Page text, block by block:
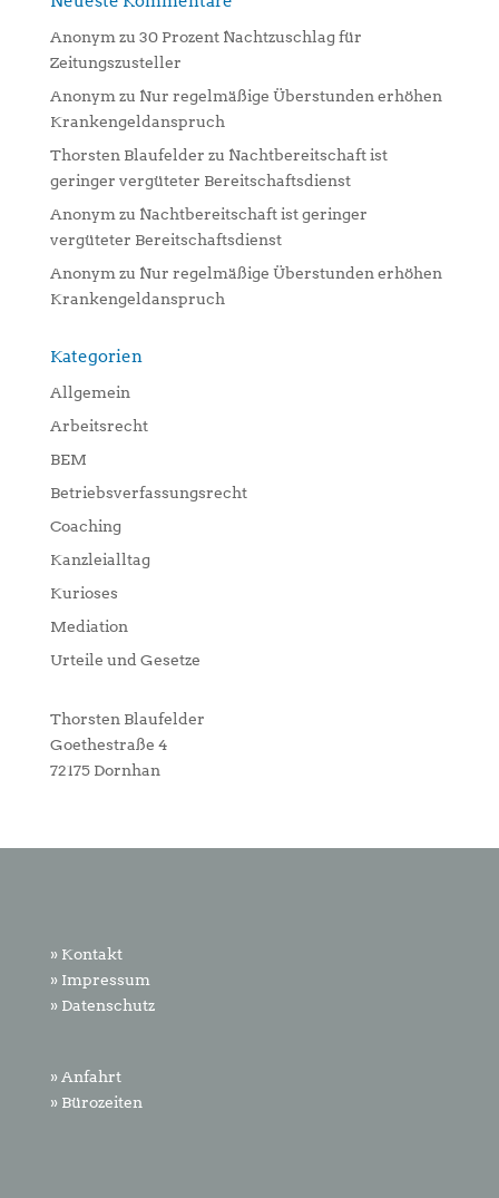
Anonym zu 30 Prozent Nachtzuschlag für
Zeitungszusteller
Anonym zu Nur regelmäßige Überstunden erhöhen
Krankengeldanspruch
Thorsten Blaufelder zu Nachtbereitschaft ist
geringer vergüteter Bereitschaftsdienst
Anonym zu Nachtbereitschaft ist geringer
vergüteter Bereitschaftsdienst
Anonym zu Nur regelmäßige Überstunden erhöhen
Krankengeldanspruch
Kategorien
Allgemein
Arbeitsrecht
BEM
Betriebsverfassungsrecht
Coaching
Kanzleialltag
Kurioses
Mediation
Urteile und Gesetze
Thorsten Blaufelder
Goethestraße 4
72175 Dornhan
» Kontakt
» Impressum
» Datenschutz
» Anfahrt
» Bürozeiten